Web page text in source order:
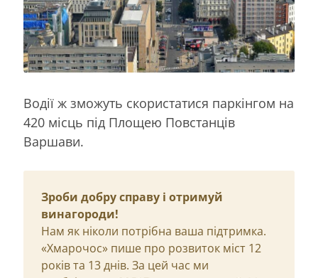
Водії ж зможуть скористатися паркінгом на
420 місць під Площею Повстанців
Варшави.
Зроби добру справу і отримуй
винагороди!
Нам як ніколи потрібна ваша підтримка.
«Хмарочос» пише про розвиток міст 12
років та 13 днів. За цей час ми